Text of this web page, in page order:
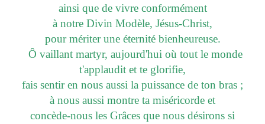
ainsi que de vivre conformément
à notre Divin Modèle, Jésus-Christ,
pour mériter une éternité bienheureuse.
Ô vaillant martyr, aujourd'hui où tout le monde
t'applaudit et te glorifie,
fais sentir en nous aussi la puissance de ton bras ;
à nous aussi montre ta miséricorde et
concède-nous les Grâces que nous désirons si